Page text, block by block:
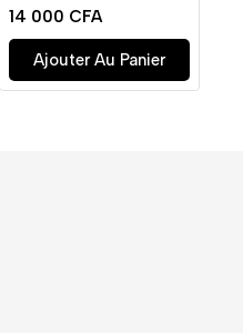
0
de
5
14 000 CFA
Ajouter Au Panier